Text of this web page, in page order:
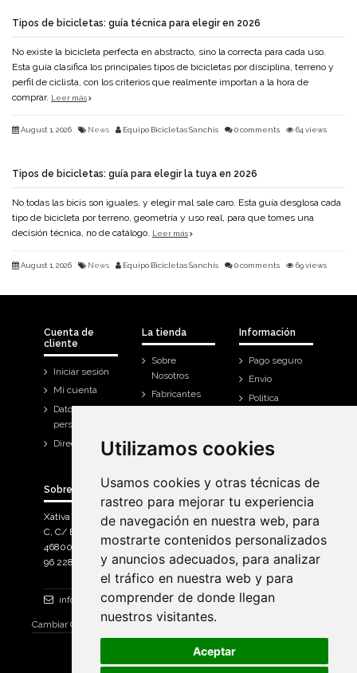
Utilizamos cookies
Usamos cookies y otras técnicas de
rastreo para mejorar tu experiencia
de navegación en nuestra web, para
mostrarte contenidos personalizados
y anuncios adecuados, para analizar
el tráfico en nuestra web y para
comprender de donde llegan
nuestros visitantes.
Aceptar
Utilizamos cookies
Usamos cookies y otras técnicas de
rastreo para mejorar tu experiencia
de navegación en nuestra web, para
mostrarte contenidos personalizados
y anuncios adecuados, para analizar
el tráfico en nuestra web y para
comprender de donde llegan
nuestros visitantes.
Aceptar
Tipos de bicicletas: guía técnica para elegir en 2026
No existe la bicicleta perfecta en abstracto, sino la correcta para cada uso.
Esta guía clasifica los principales tipos de bicicletas por disciplina, terreno y
perfil de ciclista, con los criterios que realmente importan a la hora de
comprar. Leer más
August 1, 2026 News Equipo Bicicletas Sanchis 0 comments 64 views
Tipos de bicicletas: guía para elegir la tuya en 2026
No todas las bicis son iguales, y elegir mal sale caro. Esta guía desglosa cada
tipo de bicicleta por terreno, geometría y uso real, para que tomes una
decisión técnica, no de catálogo. Leer más
August 1, 2026 News Equipo Bicicletas Sanchis 0 comments 69 views
Cuenta de
cliente
Iniciar sesión
Mi cuenta
Datos
personales
Direcciones
La tienda
Sobre
Nosotros
Fabricantes
Información
Pago seguro
Envío
Política
Historial de
Sobre Bicicletas Sanchis
Xàtiva Polígon Industrial
C, C/ Braçal del Roncador nave 10. >
46800, Xàtiva.
96 228 71 23
info@bicicletassanchis.com
Cambiar Consentimiento de Cookies